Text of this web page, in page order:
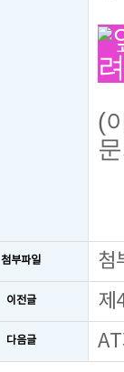
(
첨부파일 첨
이전글 제
다음글